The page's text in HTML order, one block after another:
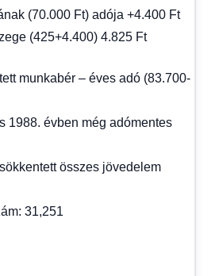
(70.000 Ft) adója +4.400 Ft
(425+4.400) 4.825 Ft
munkabér – éves adó (83.700-
1988. évben még adómentes
összes jövedelem
31,251